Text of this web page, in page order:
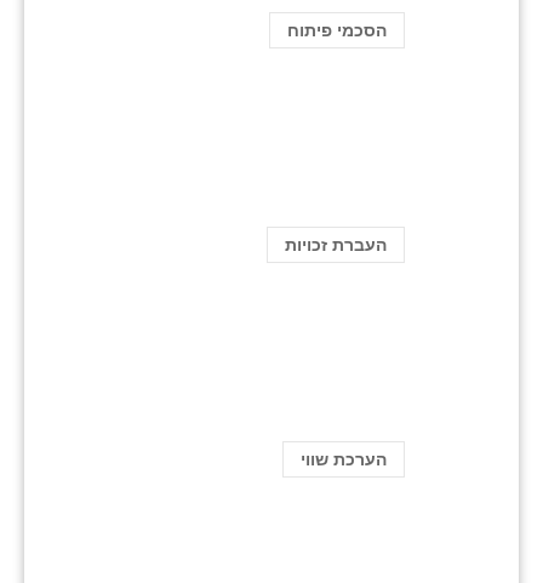
הסכמי פיתוח
העברת זכויות
הערכת שווי